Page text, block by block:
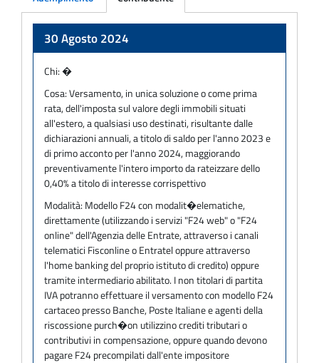
30 Agosto 2024
Chi:�
Cosa:Versamento, in unica soluzione o come prima
rata, dell'imposta sul valore degli immobili situati
all'estero, a qualsiasi uso destinati, risultante dalle
dichiarazioni annuali, a titolo di saldo per l'anno 2023 e
di primo acconto per l'anno 2024, maggiorando
preventivamente l'intero importo da rateizzare dello
0,40% a titolo di interesse corrispettivo
Modalità: Modello F24 con modalit�elematiche,
direttamente (utilizzando i servizi "F24 web" o "F24
online" dell'Agenzia delle Entrate, attraverso i canali
telematici Fisconline o Entratel oppure attraverso
l'home banking del proprio istituto di credito) oppure
tramite intermediario abilitato. I non titolari di partita
IVA potranno effettuare il versamento con modello F24
cartaceo presso Banche, Poste Italiane e agenti della
riscossione purch�on utilizzino crediti tributari o
contributivi in compensazione, oppure quando devono
pagare F24 precompilati dall'ente impositore